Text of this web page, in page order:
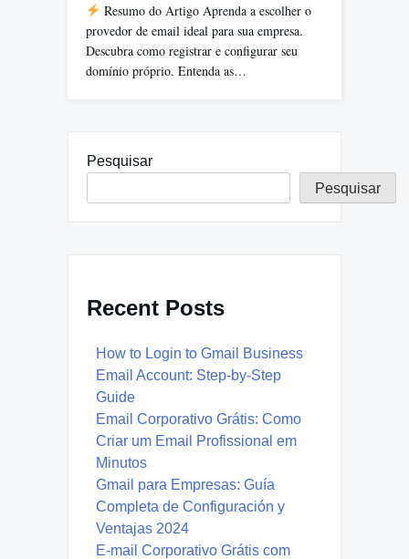
Resumo do Artigo Aprenda a escolher o
provedor de email ideal para sua empresa.
Descubra como registrar e configurar seu
domínio próprio. Entenda as…
Pesquisar
Pesquisar
Recent Posts
How to Login to Gmail Business
Email Account: Step-by-Step
Guide
Email Corporativo Grátis: Como
Criar um Email Profissional em
Minutos
Gmail para Empresas: Guía
Completa de Configuración y
Ventajas 2024
E-mail Corporativo Grátis com